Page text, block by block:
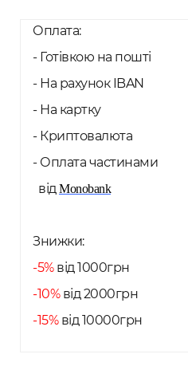
Оплата:
- Готівкою на пошті
- На рахунок IBAN
- На картку
- Криптовалюта
- Оплата частинами
відMonobank
Знижки:
-5%від 1000грн
-10%від 2000грн
-15%від 10000грн